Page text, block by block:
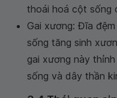
thoái hoá cột sống
Gai xương: Đĩa
sống tăng sinh
gai xương này
sống và dây thần